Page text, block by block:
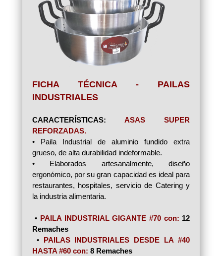
FICHA TÉCNICA - PAILAS
INDUSTRIALES
CARACTERÍSTICAS: ASAS SUPER
REFORZADAS.
• Paila Industrial de aluminio fundido extra
grueso, de alta durabilidad indeformable.
• Elaborados artesanalmente, diseño
ergonómico, por su gran capacidad es ideal para
restaurantes, hospitales, servicio de Catering y
la industria alimentaria.
• PAILA INDUSTRIAL GIGANTE #70 con: 12
Remaches
• PAILAS INDUSTRIALES DESDE LA #40
HASTA #60 con: 8 Remaches